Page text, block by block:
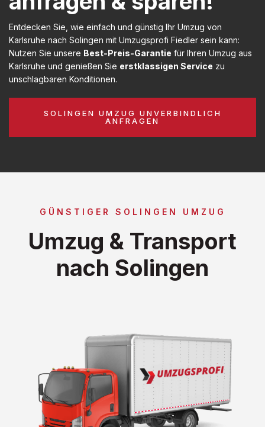
Entdecken Sie, wie einfach und günstig Ihr Umzug von
Karlsruhe nach Solingen mit Umzugsprofi Fiedler sein kann:
Nutzen Sie unsere Best-Preis-Garantie für Ihren Umzug aus
Karlsruhe und genießen Sie erstklassigen Service zu
unschlagbaren Konditionen.
SOLINGEN UMZUG UNVERBINDLICH
ANFRAGEN
GÜNSTIGER SOLINGEN UMZUG
Umzug & Transport
nach Solingen